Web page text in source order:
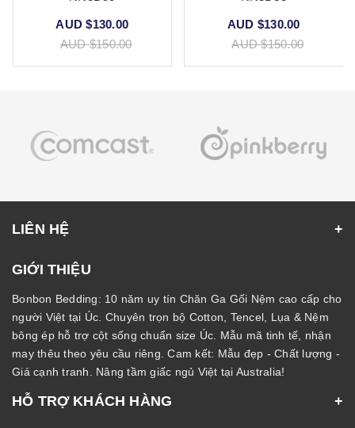
AUD $130.00
AUD $150.00
AUD $130.00
AUD $150.00
LIÊN HỆ
GIỚI THIỆU
Bonbon Bedding: 10 năm uy tín Chăn Ga Gối Nệm cao cấp cho
người Việt tại Úc. Chuyên trọn bộ Cotton, Tencel, Lụa & Nệm
bông ép hỗ trợ cột sống chuẩn size Úc. Mẫu mã tinh tế, nhận
may thêu theo yêu cầu riêng. Cam kết: Mẫu đẹp - Chất lượng -
Giá cạnh tranh. Nâng tầm giấc ngủ Việt tại Australia!
HỖ TRỢ KHÁCH HÀNG